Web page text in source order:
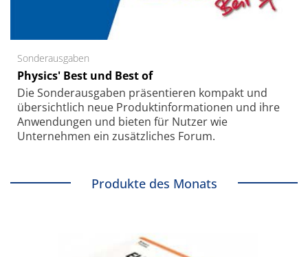
Sonderausgaben
Physics' Best und Best of
Die Sonder­ausgaben präsentieren kompakt und
übersichtlich neue Produkt­informationen und ihre
Anwendungen und bieten für Nutzer wie
Unternehmen ein zusätzliches Forum.
Produkte des Monats